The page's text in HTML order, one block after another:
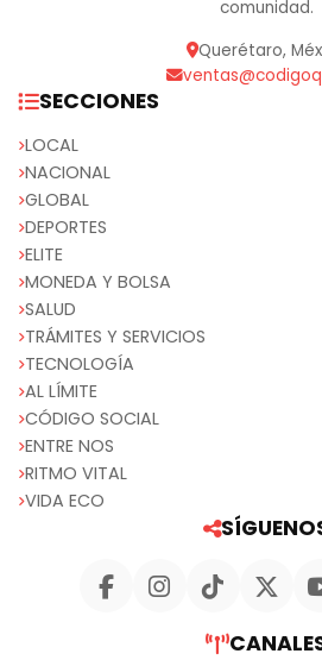
comunidad.
Querétaro,
SECCIONES
LOCAL
NACIONAL
GLOBAL
DEPORTES
ELITE
MONEDA Y BOLSA
SALUD
TRÁMITES Y SERVICIOS
TECNOLOGÍA
AL LÍMITE
CÓDIGO SOCIAL
ENTRE NOS
RITMO VITAL
VIDA ECO